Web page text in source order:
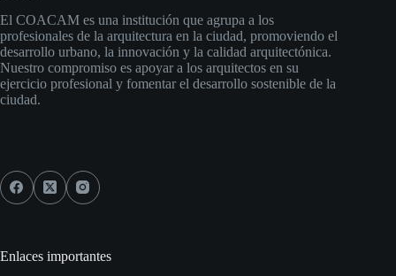
El COACAM es una institución que agrupa a los
profesionales de la arquitectura en la ciudad, promoviendo el
desarrollo urbano, la innovación y la calidad arquitectónica.
Nuestro compromiso es apoyar a los arquitectos en su
ejercicio profesional y fomentar el desarrollo sostenible de la
ciudad.
Enlaces importantes